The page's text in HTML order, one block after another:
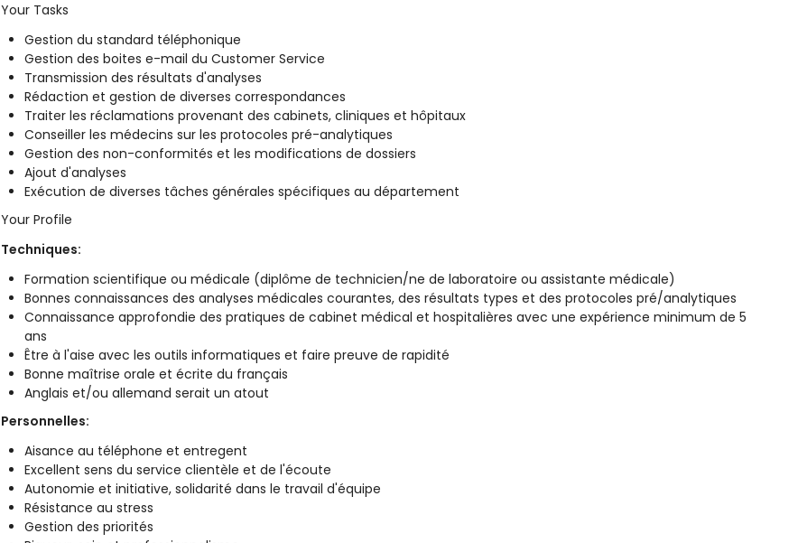
Your Tasks
Gestion du standard téléphonique
Gestion des boites e-mail du Customer Service
Transmission des résultats d'analyses
Rédaction et gestion de diverses correspondances
Traiter les réclamations provenant des cabinets, cliniques et hôpitaux
Conseiller les médecins sur les protocoles pré-analytiques
Gestion des non-conformités et les modifications de dossiers
Ajout d'analyses
Exécution de diverses tâches générales spécifiques au département
Your Profile
Techniques:
Formation scientifique ou médicale (diplôme de technicien/ne de laboratoire ou assistante médicale)
Bonnes connaissances des analyses médicales courantes, des résultats types et des protocoles pré/analytiques
Connaissance approfondie des pratiques de cabinet médical et hospitalières avec une expérience minimum de 5
ans
Être à l'aise avec les outils informatiques et faire preuve de rapidité
Bonne maîtrise orale et écrite du français
Anglais et/ou allemand serait un atout
Personnelles:
Aisance au téléphone et entregent
Excellent sens du service clientèle et de l'écoute
Autonomie et initiative, solidarité dans le travail d'équipe
Résistance au stress
Gestion des priorités